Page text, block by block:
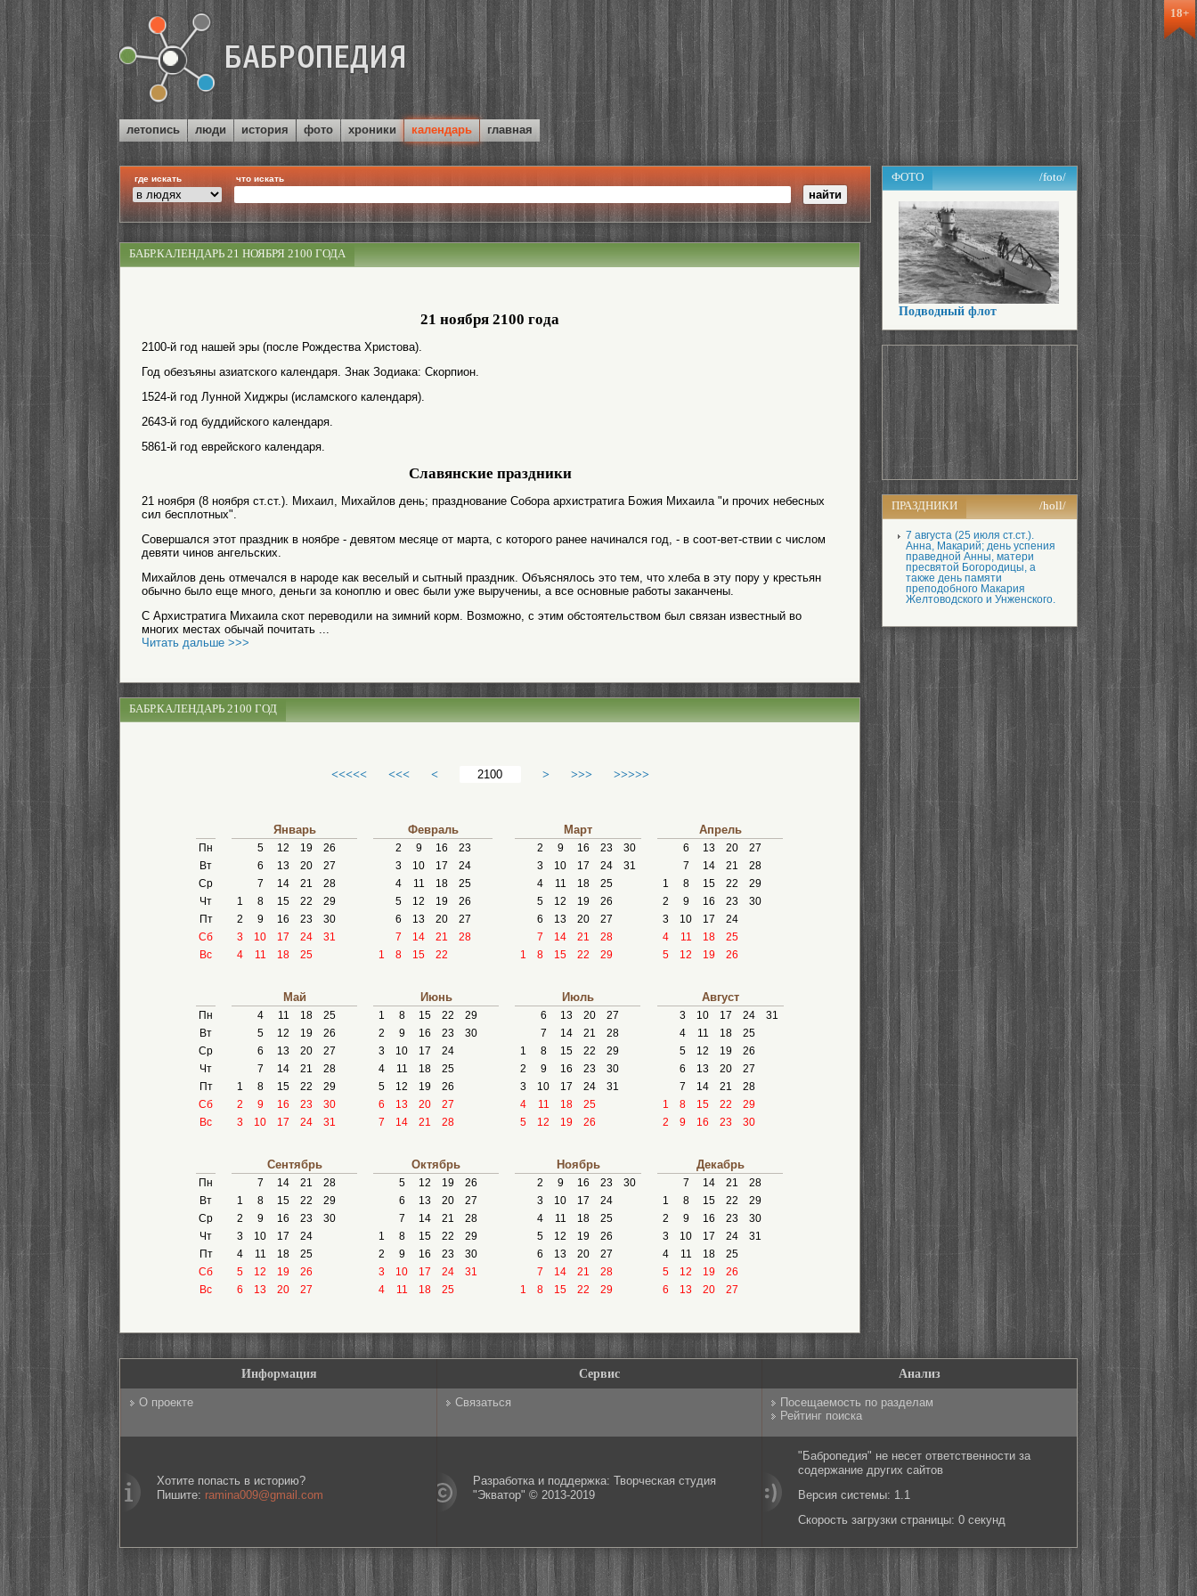
18+
летопись люди история фото хроники календарь главная
где искать что искать ФОТО /foto/
Подводный флот
ПРАЗДНИКИ /holl/
7 августа (25 июля ст.ст.).
Анна, Макарий; день успения
праведной Анны, матери
пресвятой Богородицы, а
также день памяти
преподобного Макария
Желтоводского и Унженского.
БАБР.КАЛЕНДАРЬ 21 НОЯБРЯ 2100 ГОДА
21 ноября 2100 года
2100-й год нашей эры (после Рождества Христова).
Год обезъяны азиатского календаря. Знак Зодиака: Скорпион.
1524-й год Лунной Хиджры (исламского календаря).
2643-й год буддийского календаря.
5861-й год еврейского календаря.
Славянские праздники
21 ноября (8 ноября ст.ст.). Михаил, Михайлов день; празднование Собора архистратига Божия Михаила "и прочих небесных
сил бесплотных".
Совершался этот праздник в ноябре - девятом месяце от марта, с которого ранее начинался год, - в соот-вет-ствии с числом
девяти чинов ангельских.
Михайлов день отмечался в народе как веселый и сытный праздник. Объяснялось это тем, что хлеба в эту пору у крестьян
обычно было еще много, деньги за коноплю и овес были уже выручениы, а все основные работы заканчены.
С Архистратига Михаила скот переводили на зимний корм. Возможно, с этим обстоятельством был связан известный во
многих местах обычай почитать ...
Читать дальше >>>
БАБР.КАЛЕНДАРЬ 2100 ГОД
<<<<< <<< < > >>> >>>>>
Пн
Вт
Ср
Чт
Пт
Сб
Вс
Январь
5 12 19
26
6
13 20
27
7
14 21
28
1
8 15 22
29
2
9 16 23
30
3
10 17 24
31
4
11 18 25
Февраль
2 9 16
23
3
10 17
24
4
11 18
25
5
12 19
26
6
13 20
27
7
14 21
28
1
8 15 22
Март
2 9 16 23
30
3
10 17 24
31
4
11 18
25
5
12 19
26
6
13 20
27
7
14 21
28
1
8 15 22 29
Апрель
6 13 20
27
7
14 21
28
1
8 15 22
29
2
9 16 23
30
3
10 17
24
4
11 18
25
5
12 19 26
Пн
Вт
Ср
Чт
Пт
Сб
Вс
Май
4 11 18
25
5
12 19
26
6
13 20
27
7
14 21
28
1
8 15 22
29
2
9 16 23
30
3
10 17 24 31
Июнь
1 8 15 22
29
2
9 16 23
30
3
10 17
24
4
11 18
25
5
12 19
26
6
13 20
27
7
14 21 28
Июль
6 13 20
27
7
14 21
28
1
8 15 22
29
2
9 16 23
30
3
10 17 24
31
4
11 18
25
5
12 19 26
Август
3 10 17 24
31
4
11 18
25
5
12 19
26
6
13 20
27
7
14 21
28
1
8 15 22
29
2
9 16 23 30
Пн
Вт
Ср
Чт
Пт
Сб
Вс
Сентябрь
7 14 21
28
1
8 15 22
29
2
9 16 23
30
3
10 17
24
4
11 18
25
5
12 19
26
6
13 20 27
Октябрь
5 12 19
26
6
13 20
27
7
14 21
28
1
8 15 22
29
2
9 16 23
30
3
10 17 24
31
4
11 18 25
Ноябрь
2 9 16 23
30
3
10 17
24
4
11 18
25
5
12 19
26
6
13 20
27
7
14 21
28
1
8 15 22 29
Декабрь
7 14 21
28
1
8 15 22
29
2
9 16 23
30
3
10 17 24
31
4
11 18
25
5
12 19
26
6
13 20 27
Информация Сервис Анализ
О проекте Связаться
Посещаемость по разделам
Рейтинг поиска
Хотите попасть в историю?
Пишите: ramina009@gmail.com
Разработка и поддержка: Творческая студия
"Экватор" © 2013-2019
"Бабропедия" не несет ответственности за
содержание других сайтов
Версия системы: 1.1
Скорость загрузки страницы: 0 секунд